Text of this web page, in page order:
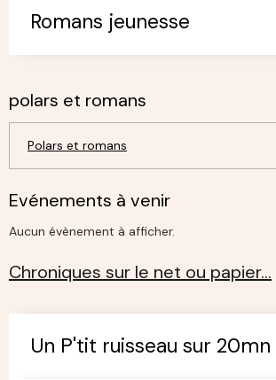
Romans jeunesse
polars et romans
Polars et romans
Evénements à venir
Aucun évènement à afficher.
Chroniques sur le net ou papier…
Un P'tit ruisseau sur